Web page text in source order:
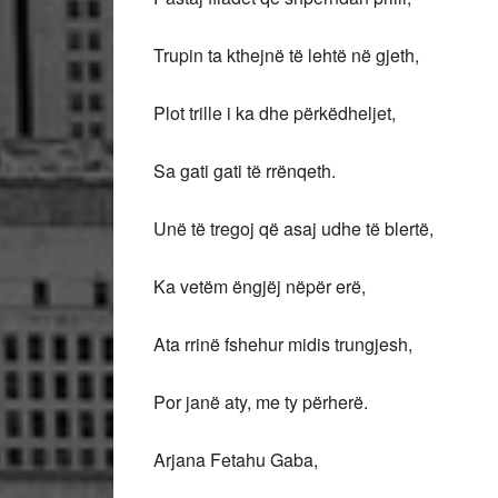
Trupin ta kthejnë të lehtë në gjeth,
Plot trille i ka dhe përkëdheljet,
Sa gati gati të rrënqeth.
Unë të tregoj që asaj udhe të blertë,
Ka vetëm ëngjëj nëpër erë,
Ata rrinë fshehur midis trungjesh,
Por janë aty, me ty përherë.
Arjana Fetahu Gaba,